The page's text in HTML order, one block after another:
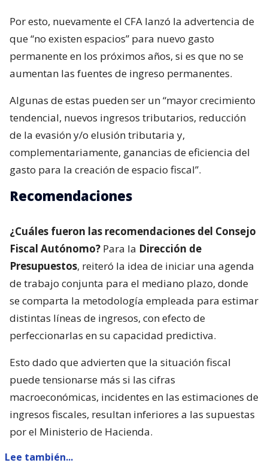
Por esto, nuevamente el CFA lanzó la advertencia de
que “no existen espacios” para nuevo gasto
permanente en los próximos años, si es que no se
aumentan las fuentes de ingreso permanentes.
Algunas de estas pueden ser un “mayor crecimiento
tendencial, nuevos ingresos tributarios, reducción
de la evasión y/o elusión tributaria y,
complementariamente, ganancias de eficiencia del
gasto para la creación de espacio fiscal”.
Recomendaciones
¿Cuáles fueron las recomendaciones del Consejo
Fiscal Autónomo? Para la Dirección de
Presupuestos, reiteró la idea de iniciar una agenda
de trabajo conjunta para el mediano plazo, donde
se comparta la metodología empleada para estimar
distintas líneas de ingresos, con efecto de
perfeccionarlas en su capacidad predictiva.
Esto dado que advierten que la situación fiscal
puede tensionarse más si las cifras
macroeconómicas, incidentes en las estimaciones de
ingresos fiscales, resultan inferiores a las supuestas
por el Ministerio de Hacienda.
Lee también...